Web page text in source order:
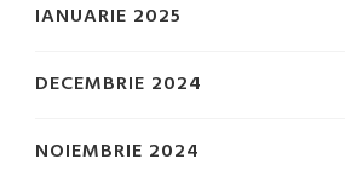
IANUARIE 2025
DECEMBRIE 2024
NOIEMBRIE 2024